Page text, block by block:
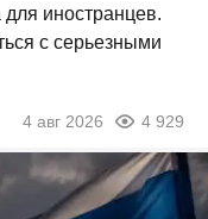
для иностранцев.
с серьезными
4 авг 2026 4 929